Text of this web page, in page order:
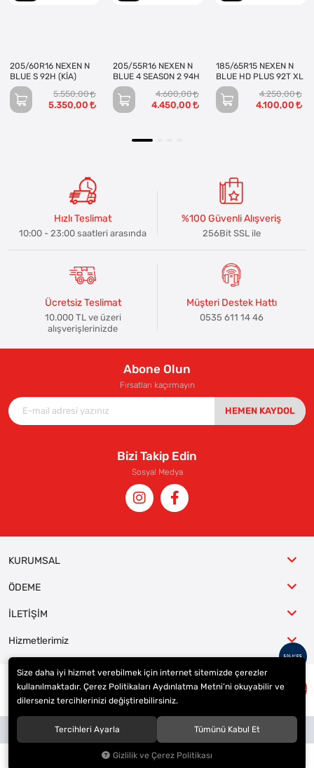
205/60R16 NEXEN N
BLUE S 92H (KİA)
5.550,00
5.350,00
205/55R16 NEXEN N
BLUE 4 SEASON 2 94H
4.600,00
4.450,00
185/65R15 NEXEN N
BLUE HD PLUS 92T XL
4.250,00
4.100,00
Hızlı Teslimat
10:00 - 23:00 saatleri arasında
%100 Güvenli Alışveriş
256Bit SSL ile
Ücretsiz Teslimat
10.000 TL ve üzeri
alışverişlerinizde
Müşteri Destek Hattı
0535 611 14 46
Abone Olun
Fırsatları kaçırmayın
HEMEN KAYDOL
Bizi Takip Edin
Sosyal Medya
KURUMSAL
ÖDEME
İLETİŞİM
Hizmetlerimiz
© 2023ER-LAS Oto Jant ve Lastik - Yunus ULAŞ
Site tasarımı tarafımızdan yapılmıştır.
Size daha iyi hizmet verebilmek için internet sitemizde çerezler
kullanılmaktadır. Çerez Politikaları Aydınlatma Metni’ni okuyabilir ve
dilerseniz tercihlerinizi değiştirebilirsiniz.
Tercihleri Ayarla Tümünü Kabul Et
Gizlilik ve Çerez Politikası